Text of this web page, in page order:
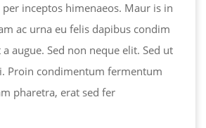
inceptos himenaeos. Maur is in
ac urna eu felis dapibus condim
augue. Sed non neque elit. Sed ut
Proin condimentum fermentum
pharetra, erat sed fer